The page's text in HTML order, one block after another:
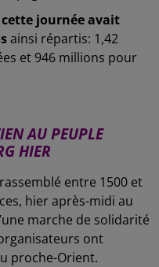
journée avait
ainsi répartis: 1,42
et 946 millions pour
AU PEUPLE
HIER
entre 1500 et
hier après-midi au
marche de solidarité
ont
proche-Orient.